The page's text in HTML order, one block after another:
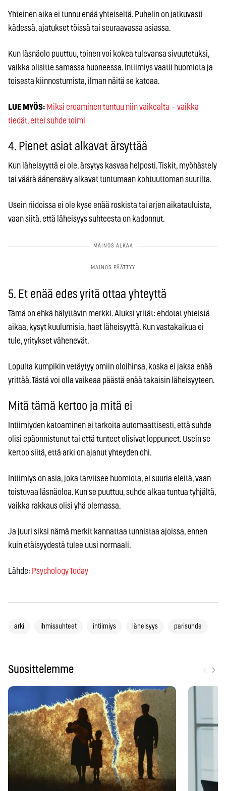
Yhteinen aika ei tunnu enää yhteiseltä. Puhelin on jatkuvasti
kädessä, ajatukset töissä tai seuraavassa asiassa.
Kun läsnäolo puuttuu, toinen voi kokea tulevansa sivuutetuksi,
vaikka olisitte samassa huoneessa. Intiimiys vaatii huomiota ja
toisesta kiinnostumista, ilman näitä se katoaa.
LUE MYÖS: Miksi eroaminen tuntuu niin vaikealta – vaikka
tiedät, ettei suhde toimi
4. Pienet asiat alkavat ärsyttää
Kun läheisyyttä ei ole, ärsytys kasvaa helposti. Tiskit, myöhästely
tai väärä äänensävy alkavat tuntumaan kohtuuttoman suurilta.
Usein riidoissa ei ole kyse enää roskista tai arjen aikatauluista,
vaan siitä, että läheisyys suhteesta on kadonnut.
5. Et enää edes yritä ottaa yhteyttä
Tämä on ehkä hälyttävin merkki. Aluksi yrität: ehdotat yhteistä
aikaa, kysyt kuulumisia, haet läheisyyttä. Kun vastakaikua ei
tule, yritykset vähenevät.
Lopulta kumpikin vetäytyy omiin oloihinsa, koska ei jaksa enää
yrittää. Tästä voi olla vaikeaa päästä enää takaisin läheisyyteen.
Mitä tämä kertoo ja mitä ei
Intiimiyden katoaminen ei tarkoita automaattisesti, että suhde
olisi epäonnistunut tai että tunteet olisivat loppuneet. Usein se
kertoo siitä, että arki on ajanut yhteyden ohi.
Intiimiys on asia, joka tarvitsee huomiota, ei suuria eleitä, vaan
toistuvaa läsnäoloa. Kun se puuttuu, suhde alkaa tuntua tyhjältä,
vaikka rakkaus olisi yhä olemassa.
Ja juuri siksi nämä merkit kannattaa tunnistaa ajoissa, ennen
kuin etäisyydestä tulee uusi normaali.
Lähde: Psychology Today
arki ihmissuhteet intiimiys läheisyys parisuhde
Suosittelemme ›